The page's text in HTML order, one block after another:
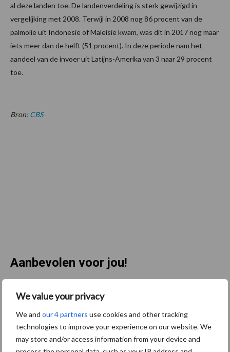
We value your privacy
We and our 4 partners use cookies and other tracking
technologies to improve your experience on our website. We
may store and/or access information from your device and
al deze landen toe. De landenverdeling is sterk gewijzigd in
vergelijking met 2008. Terwijl in 2008 nog 86 procent van de
palmolie uit Indonesië of Maleisië kwam, was dit in 2017 nog maar
iets meer dan de helft (51 procent). In deze periode nam het
aandeel van de invoer uit Latijns-Amerika van 3 naar 29 procent
toe.
Bron: CBS
Aanbevolen voor jou!
Jaarverslag 2025 Royal A-
ware: omzet groeit,
nettoresultaat daalt